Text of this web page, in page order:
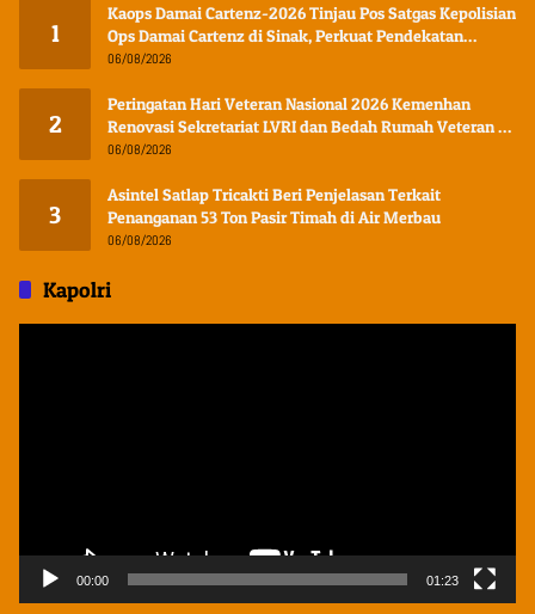
1
Kaops Damai Cartenz-2026 Tinjau Pos Satgas Kepolisian
Ops Damai Cartenz di Sinak, Perkuat Pendekatan
Humanis Bersama Masyarakat
06/08/2026
2
Peringatan Hari Veteran Nasional 2026 Kemenhan
Renovasi Sekretariat LVRI dan Bedah Rumah Veteran di
19 Provinsi
06/08/2026
3
Asintel Satlap Tricakti Beri Penjelasan Terkait
Penanganan 53 Ton Pasir Timah di Air Merbau
06/08/2026
Kapolri
00:00 01:23